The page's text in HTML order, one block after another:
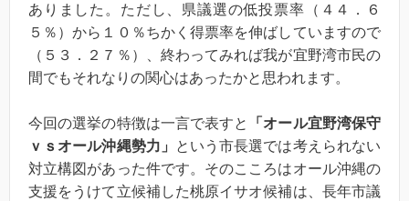
ありました。ただし、県議選の低投票率（４４．６
５％）から１０％ちかく得票率を伸ばしていますので
（５３．２７％）、終わってみれば我が宜野湾市民の
間でもそれなりの関心はあったかと思われます。
今回の選挙の特徴は一言で表すと
「オール宜野湾保守
ｖｓオール沖縄勢力」
という市長選では考えられない
対立構図があった件です。そのこころはオール沖縄の
支援をうけて立候補した桃原イサオ候補は、長年市議